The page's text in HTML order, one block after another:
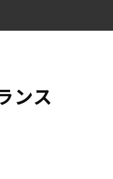
ンス